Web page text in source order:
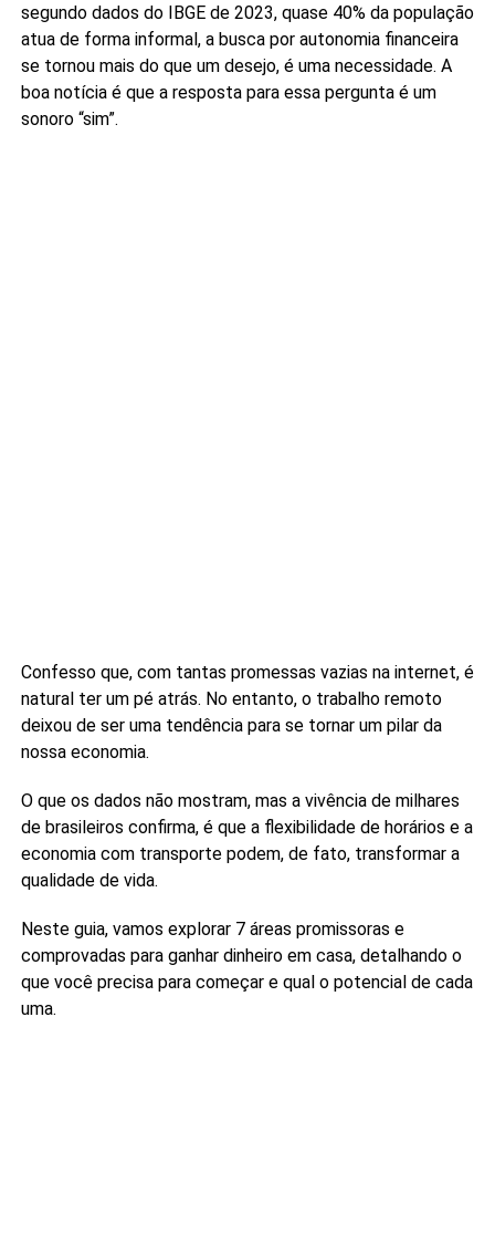
segundo dados do IBGE de 2023, quase 40% da população
atua de forma informal, a busca por autonomia financeira
se tornou mais do que um desejo, é uma necessidade. A
boa notícia é que a resposta para essa pergunta é um
sonoro “sim”.
Confesso que, com tantas promessas vazias na internet, é
natural ter um pé atrás. No entanto, o trabalho remoto
deixou de ser uma tendência para se tornar um pilar da
nossa economia.
O que os dados não mostram, mas a vivência de milhares
de brasileiros confirma, é que a flexibilidade de horários e a
economia com transporte podem, de fato, transformar a
qualidade de vida.
Neste guia, vamos explorar 7 áreas promissoras e
comprovadas para ganhar dinheiro em casa, detalhando o
que você precisa para começar e qual o potencial de cada
uma.